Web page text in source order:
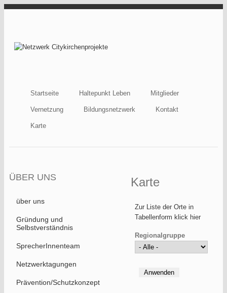
Direkt zum Inhalt
Startseite Haltepunkt Leben Mitglieder
Vernetzung Bildungsnetzwerk Kontakt
Karte
Karte
Zur Liste der Orte in
Tabellenform klick hier
Regionalgruppe
ÜBER UNS
über uns
Gründung und
Selbstverständnis
SprecherInnenteam
Netzwerktagungen
Prävention/Schutzkonzept